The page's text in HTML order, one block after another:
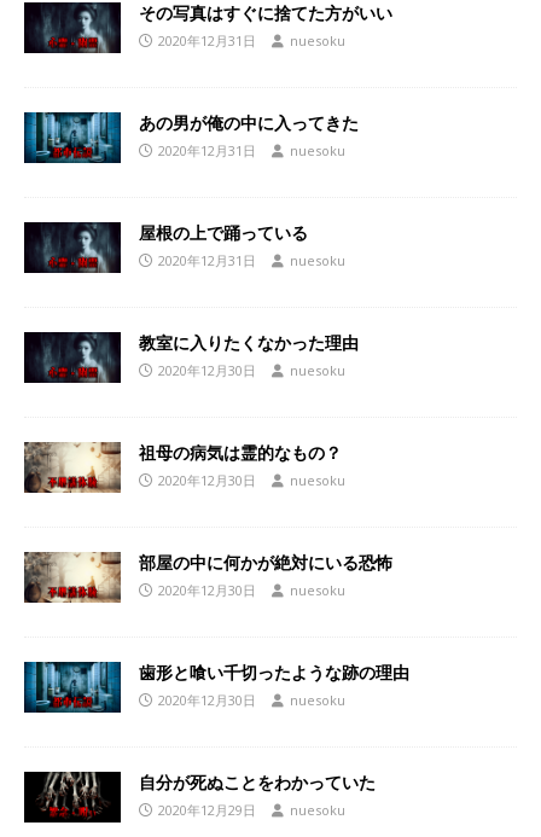
その写真はすぐに捨てた方がいい
2020年12月31日 nuesoku
あの男が俺の中に入ってきた
2020年12月31日 nuesoku
屋根の上で踊っている
2020年12月31日 nuesoku
教室に入りたくなかった理由
2020年12月30日 nuesoku
祖母の病気は霊的なもの？
2020年12月30日 nuesoku
部屋の中に何かが絶対にいる恐怖
2020年12月30日 nuesoku
歯形と喰い千切ったような跡の理由
2020年12月30日 nuesoku
自分が死ぬことをわかっていた
2020年12月29日 nuesoku